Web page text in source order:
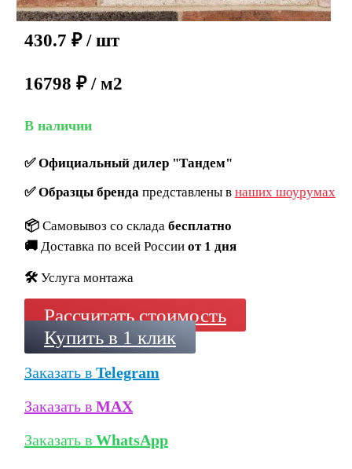
430.7 ₽ / шт
16798 ₽ / м2
В наличии
✅Официальный дилер "Тандем"
✅Образцы брендапредставлены в наших шоурумах
📦 Самовывоз со склада бесплатно
🚚 Доставка по всей России от 1 дня
🛠️ Услуга монтажа
Рассчитать стоимость
Купить в 1 клик
Заказать в Telegram
Заказать в MAX
Заказать в WhatsApp